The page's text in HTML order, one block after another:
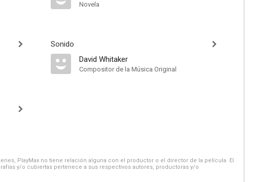
Novela
Sonido
David Whitaker
Compositor de la Música Original
PlayMax no tiene relación alguna con el productor o el director de la película. El
y/o cubiertas pertenece a sus respectivos autores, productoras y/o